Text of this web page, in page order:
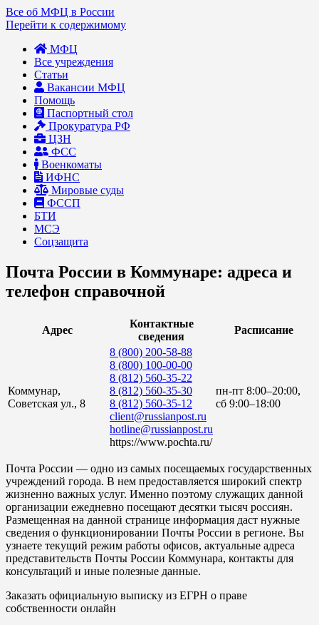
Все об МФЦ в России
Перейти к содержимому
МФЦ
Все учреждения
Статьи
Вакансии МФЦ
Помощь
Паспортный стол
Прокуратура РФ
ЦЗН
ФСС
Военкоматы
ИФНС
Мировые суды
ФССП
БТИ
МСЭ
Соцзащита
Почта России в Коммунаре: адреса и
телефон справочной
Адрес
Контактные
сведения
Расписание
Коммунар,
Советская ул., 8
8 (800) 200-58-88
8 (800) 100-00-00
8 (812) 560-35-22
8 (812) 560-35-30
8 (812) 560-35-12
client@russianpost.ru
hotline@russianpost.ru
https://www.pochta.ru/
пн-пт 8:00–20:00,
сб 9:00–18:00
Почта России — одно из самых посещаемых государственных
учреждений города. В нем предоставляется широкий спектр
жизненно важных услуг. Именно поэтому служащих данной
организации ежедневно посещают десятки тысяч россиян.
Размещенная на данной странице информация даст нужные
сведения о функционировании Почты России в регионе. Вы
узнаете текущий режим работы офисов, актуальные адреса
представительств Почты России Коммунара, контакты для
консультаций и иные полезные данные.
Заказать официальную выписку из ЕГРН о праве
собственности онлайн